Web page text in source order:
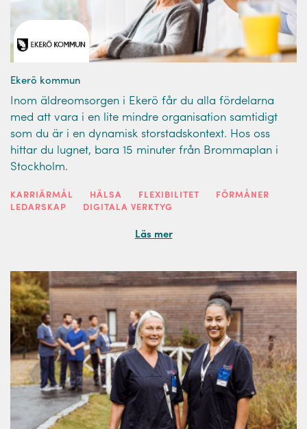
Ekerö kommun
Inom äldreomsorgen i Ekerö får du alla fördelarna
med att vara i en lite mindre organisation samtidigt
som du är i en dynamisk storstadskontext. Hos oss
hittar du lugnet, bara 15 minuter från Brommaplan i
Stockholm.
KARRIÄRMÅL HÄLSA FLEXIBILITET
FÖRMÅNER
LEDARSKAP
DIGITALA VERKTYG
Läs mer